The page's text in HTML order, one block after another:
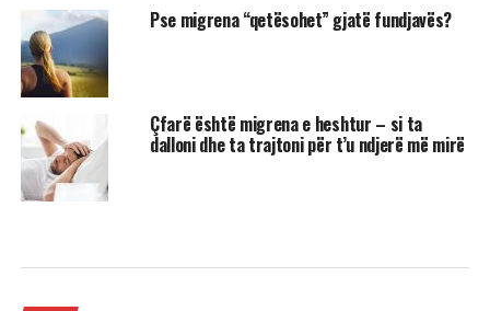
Pse migrena “qetësohet” gjatë fundjavës?
Çfarë është migrena e heshtur – si ta
dalloni dhe ta trajtoni për t’u ndjerë më mirë